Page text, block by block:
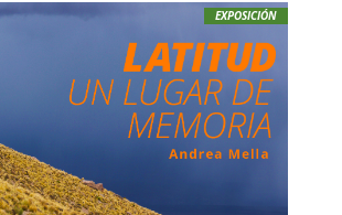
EXPOSICIÓN